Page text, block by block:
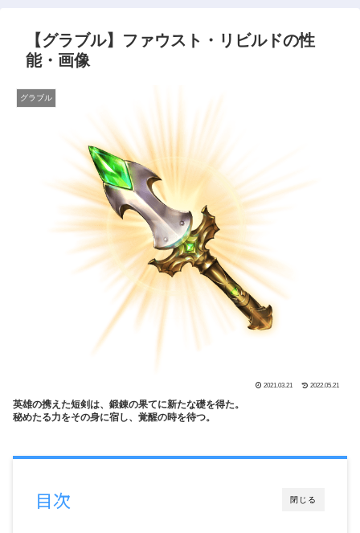
【グラブル】ファウスト・リビルドの性
能・画像
グラブル
2021.03.21 2022.05.21
英雄の携えた短剣は、鍛錬の果てに新たな礎を得た。
秘めたる力をその身に宿し、覚醒の時を待つ。
閉じる
目次